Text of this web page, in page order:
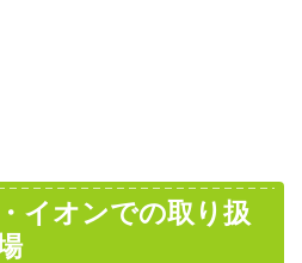
イオンでの取り扱